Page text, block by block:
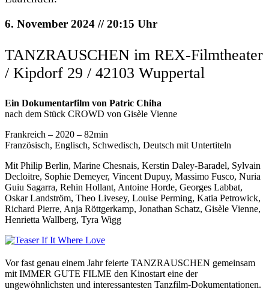
6. November 2024 // 20:15 Uhr
TANZRAUSCHEN im REX-Filmtheater
/ Kipdorf 29 / 42103 Wuppertal
Ein Dokumentarfilm von Patric Chiha
nach dem Stück CROWD von Gisèle Vienne
Frankreich – 2020 – 82min
Französisch, Englisch, Schwedisch, Deutsch mit Untertiteln
Mit Philip Berlin, Marine Chesnais, Kerstin Daley-Baradel, Sylvain
Decloitre, Sophie Demeyer, Vincent Dupuy, Massimo Fusco, Nuria
Guiu Sagarra, Rehin Hollant, Antoine Horde, Georges Labbat,
Oskar Landström, Theo Livesey, Louise Perming, Katia Petrowick,
Richard Pierre, Anja Röttgerkamp, Jonathan Schatz, Gisèle Vienne,
Henrietta Wallberg, Tyra Wigg
Vor fast genau einem Jahr feierte TANZRAUSCHEN gemeinsam
mit IMMER GUTE FILME den Kinostart eine der
ungewöhnlichsten und interessantesten Tanzfilm-Dokumentationen.